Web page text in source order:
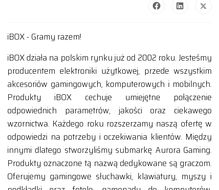
iBOX - Gramy razem!
iBOX działa na polskim rynku już od 2002 roku. Jesteśmy
producentem elektroniki użytkowej, przede wszystkim
akcesoriów gamingowych, komputerowych i mobilnych.
Produkty iBOX cechuje umiejętne połączenie
odpowiednich parametrów, jakości oraz ciekawego
wzornictwa. Każdego roku rozszerzamy naszą ofertę w
odpowiedzi na potrzeby i oczekiwania klientów. Między
innymi dlatego stworzyliśmy submarkę Aurora Gaming.
Produkty oznaczone tą nazwą dedykowane są graczom.
Oferujemy gamingowe słuchawki, klawiatury, myszy i